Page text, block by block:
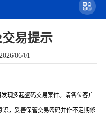
交易提示
06/01
现多起盗码交易案件。请各位客户
识，妥善保管交易密码并作不定期修